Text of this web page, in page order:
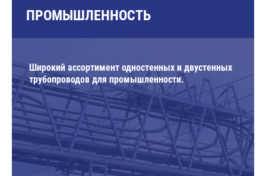
ПРОМЫШЛЕННОСТЬ
Широкий ассортимент одностенных и двустенных
трубопроводов для промышленности.